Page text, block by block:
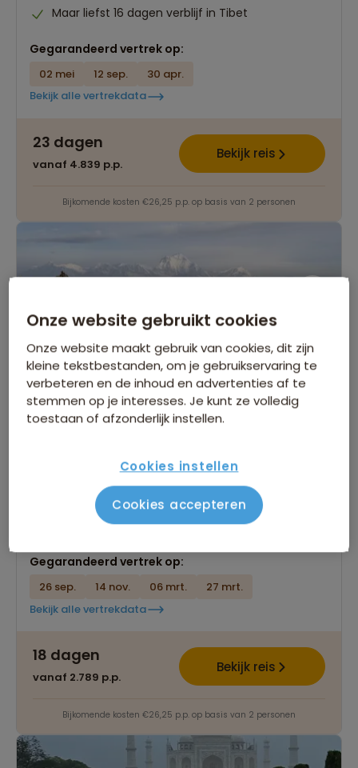
Maar liefst 16 dagen verblijf in Tibet
Gegarandeerd vertrek op:
02 mei 12 sep.
30 apr.
Bekijk alle vertrekdata
23 dagen
vanaf 4.839 p.p.
Bekijk reis
Bijkomende kosten €26,25 p.p. op basis van 2 personen
22-35ers reis Nepal
Zeer afwisselende groepsreis voor
jongvolwassenen met een flinke dosis actie
Vijfdaagse trekking in het Annapurna gebied
Tweedaagse rafttocht op de Trishuli Rivier
Gegarandeerd vertrek op:
26 sep. 14 nov. 06 mrt.
27 mrt.
Bekijk alle vertrekdata
18 dagen
vanaf 2.789 p.p.
Bekijk reis
Bijkomende kosten €26,25 p.p. op basis van 2 personen
Onze website gebruikt cookies
Onze website maakt gebruik van cookies, dit zijn
kleine tekstbestanden, om je gebruikservaring te
verbeteren en de inhoud en advertenties af te
stemmen op je interesses. Je kunt ze volledig
toestaan of afzonderlijk instellen.
Cookies instellen
Cookies accepteren